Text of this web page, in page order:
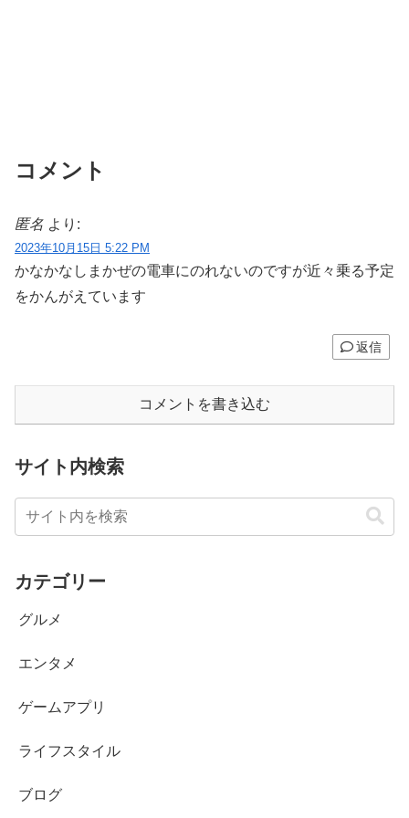
コメント
匿名 より:
2023年10月15日 5:22 PM
かなかなしまかぜの電車にのれないのですが近々乗る予定
をかんがえています
返信
コメントを書き込む
サイト内検索
カテゴリー
グルメ
エンタメ
ゲームアプリ
ライフスタイル
ブログ